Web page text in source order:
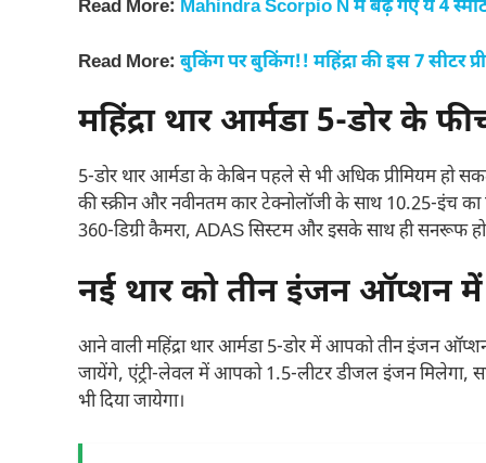
Read More: Mahindra Scorpio N में बढ़ गए ये 4
Read More: बुकिंग पर बुकिंग!! महिंद्रा की इस 7 सीटर
महिंद्रा थार आर्मडा 5-डोर के
5-डोर थार आर्मडा के केबिन पहले से भी अधिक प्रीमियम हो
की स्क्रीन और नवीनतम कार टेक्नोलॉजी के साथ 10.25-इंच
360-डिग्री कैमरा, ADAS सिस्टम और इसके साथ ही सनरूफ
नई थार को तीन इंजन ऑप्शन में
आने वाली महिंद्रा थार आर्मडा 5-डोर में आपको तीन इंजन
जायेंगे, एंट्री-लेवल में आपको 1.5-लीटर डीजल इंजन मिलेगा,
भी दिया जायेगा।